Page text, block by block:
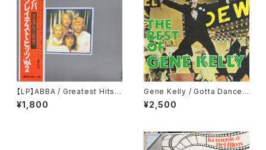
【LP】ABBA / Greatest Hits V
ol. 2
¥1,800
Gene Kelly / Gotta Dance:
Best of [Import]
¥2,500